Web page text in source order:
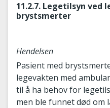
11.2.7. Legetilsyn
brystsmerter
Hendelsen
Pasient med
legevakten med
til å ha behov for
men ble funnet død om